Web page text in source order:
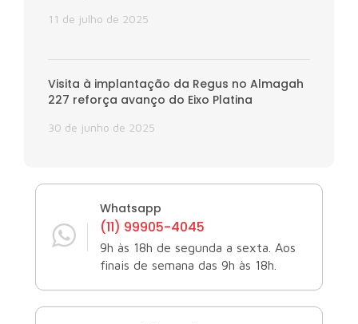
11 de julho de 2025
Visita à implantação da Regus no Almagah
227 reforça avanço do Eixo Platina
30 de junho de 2025
Whatsapp
(11) 99905-4045
9h às 18h de segunda a sexta. Aos
finais de semana das 9h às 18h.